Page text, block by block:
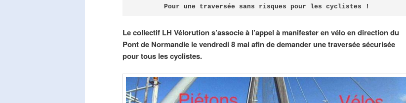
Pour une traversée sans risques pour les cyclistes !
Le collectif LH Vélorution s’associe à l’appel à manifester en vélo en direction du
Pont de Normandie le vendredi 8 mai afin de demander une traversée sécurisée
pour tous les cyclistes.